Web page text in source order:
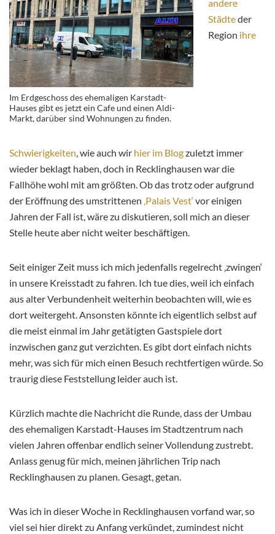
Im Erdgeschoss des ehemaligen Karstadt-
Hauses gibt es jetzt ein Cafe und einen Aldi-
Markt, darüber sind Wohnungen zu finden.
andere
Städteder
Region ihre
Schwierigkeiten, wie auch wir hier im Blogzuletzt immer
wieder beklagt haben, doch in Recklinghausen war die
Fallhöhe wohl mit am größten. Ob das trotz oder aufgrund
der Eröffnung des umstrittenen ‚Palais Vest‘vor einigen
Jahren der Fall ist, wäre zu diskutieren, soll mich an dieser
Stelle heute aber nicht weiter beschäftigen.
Seit einiger Zeit muss ich mich jedenfalls regelrecht ‚zwingen‘
in unsere Kreisstadt zu fahren. Ich tue dies, weil ich einfach
aus alter Verbundenheit weiterhin beobachten will, wie es
dort weitergeht. Ansonsten könnte ich eigentlich selbst auf
die meist einmal im Jahr getätigten Gastspiele dort
inzwischen ganz gut verzichten. Es gibt dort einfach nichts
mehr, was sich für mich einen Besuch rechtfertigen würde. So
traurig diese Feststellung leider auch ist.
Kürzlich machte die Nachricht die Runde, dass der Umbau
des ehemaligen Karstadt-Hauses im Stadtzentrum nach
vielen Jahren offenbar endlich seiner Vollendung zustrebt.
Anlass genug für mich, meinen jährlichen Trip nach
Recklinghausen zu planen. Gesagt, getan.
Was ich in dieser Woche in Recklinghausen vorfand war, so
viel sei hier direkt zu Anfang verkündet, zumindest nicht